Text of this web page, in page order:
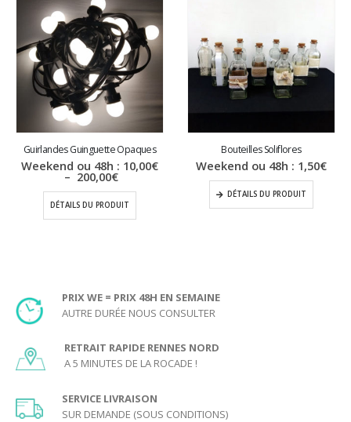
Guirlandes Guinguette Opaques
Weekend ou 48h : 10,00€
– 200,00€Plage
prix :
10,00€
à
DÉTAILS DU PRODUIT
Bouteilles Soliflores
Weekend ou 48h : 1,50€
DÉTAILS DU PRODUIT
PRIX WE = PRIX 48H EN SEMAINE
AUTRE DURÉE NOUS CONSULTER
RETRAIT RAPIDE RENNES NORD
A 5 MINUTES DE LA ROCADE !
SERVICE LIVRAISON
SUR DEMANDE (SOUS CONDITIONS)